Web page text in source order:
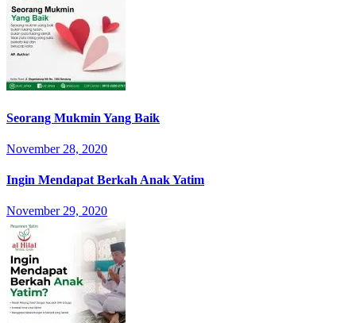
Seorang Mukmin Yang Baik
November 28, 2020
Ingin Mendapat Berkah Anak Yatim
November 29, 2020